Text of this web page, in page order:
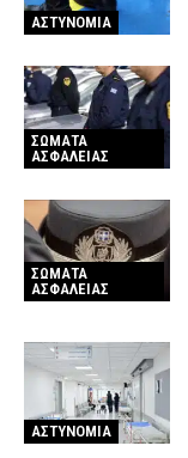
ΑΣΤΥΝΟΜΙΑ
ΣΩΜΑΤΑ
ΑΣΦΑΛΕΙΑΣ
ΣΩΜΑΤΑ
ΑΣΦΑΛΕΙΑΣ
ΑΣΤΥΝΟΜΙΑ